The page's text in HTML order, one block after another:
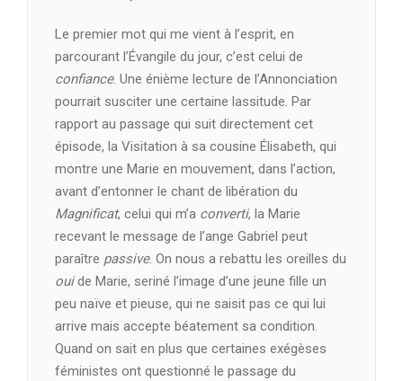
Le premier mot qui me vient à l’esprit, en
parcourant l’Évangile du jour, c’est celui de
confiance. Une énième lecture de l’Annonciation
pourrait susciter une certaine lassitude. Par
rapport au passage qui suit directement cet
épisode, la Visitation à sa cousine Élisabeth, qui
montre une Marie en mouvement, dans l’action,
avant d’entonner le chant de libération du
Magnificat, celui qui m’a converti, la Marie
recevant le message de l’ange Gabriel peut
paraître passive. On nous a rebattu les oreilles du
ouide Marie, seriné l’image d’une jeune fille un
peu naïve et pieuse, qui ne saisit pas ce qui lui
arrive mais accepte béatement sa condition.
Quand on sait en plus que certaines exégèses
féministes ont questionné le passage du